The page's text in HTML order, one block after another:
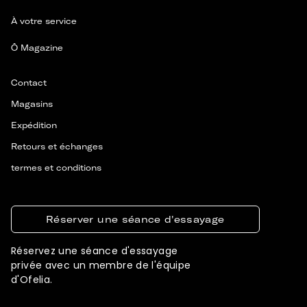
À votre service
Ô Magazine
Contact
Magasins
Expédition
Retours et échanges
termes et conditions
Réserver une séance d'essayage
Réservez une séance d'essayage
privée avec un membre de l'équipe
d'Ofelia.